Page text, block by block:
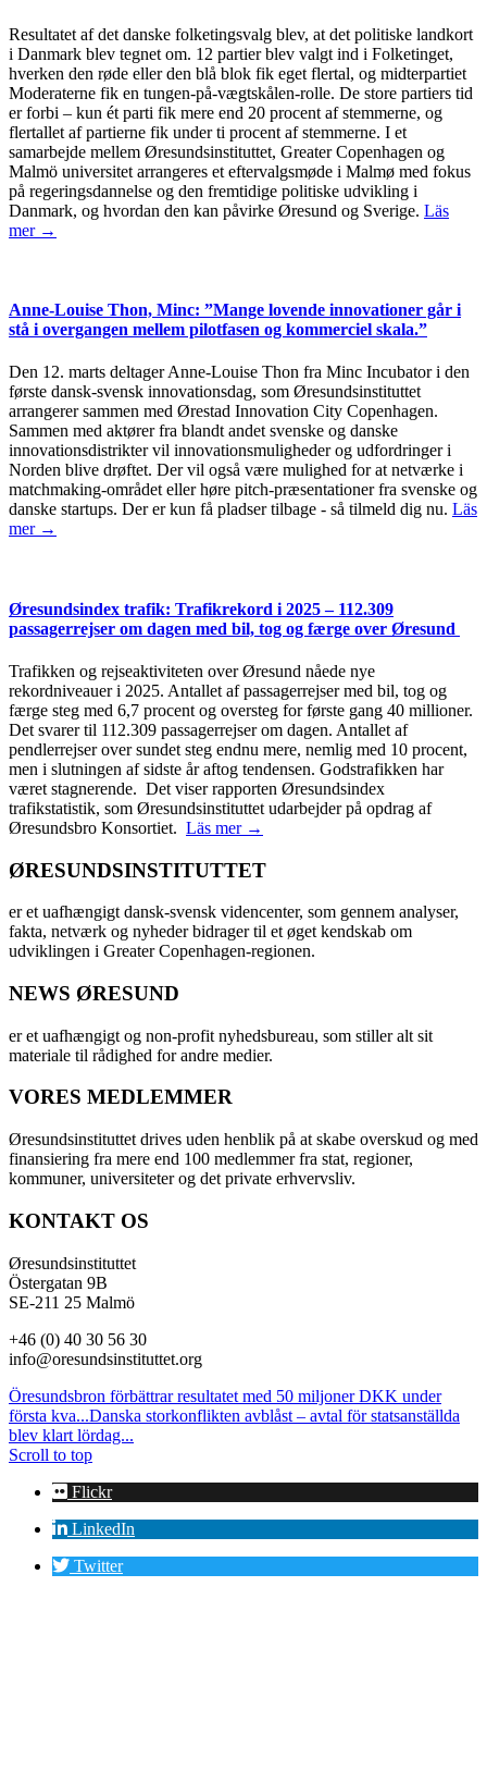
Resultatet af det danske folketingsvalg blev, at det politiske landkort
i Danmark blev tegnet om. 12 partier blev valgt ind i Folketinget,
hverken den røde eller den blå blok fik eget flertal, og midterpartiet
Moderaterne fik en tungen-på-vægtskålen-rolle. De store partiers tid
er forbi – kun ét parti fik mere end 20 procent af stemmerne, og
flertallet af partierne fik under ti procent af stemmerne. I et
samarbejde mellem Øresundsinstituttet, Greater Copenhagen og
Malmö universitet arrangeres et eftervalgsmøde i Malmø med fokus
på regeringsdannelse og den fremtidige politiske udvikling i
Danmark, og hvordan den kan påvirke Øresund og Sverige. Läs
mer →
Anne-Louise Thon, Minc: ”Mange lovende innovationer går i
stå i overgangen mellem pilotfasen og kommerciel skala.”
Den 12. marts deltager Anne-Louise Thon fra Minc Incubator i den
første dansk-svensk innovationsdag, som Øresundsinstituttet
arrangerer sammen med Ørestad Innovation City Copenhagen.
Sammen med aktører fra blandt andet svenske og danske
innovationsdistrikter vil innovationsmuligheder og udfordringer i
Norden blive drøftet. Der vil også være mulighed for at netværke i
matchmaking-området eller høre pitch-præsentationer fra svenske og
danske startups. Der er kun få pladser tilbage - så tilmeld dig nu. Läs
mer →
Øresundsindex trafik: Trafikrekord i 2025 – 112.309
passagerrejser om dagen med bil, tog og færge over Øresund
Trafikken og rejseaktiviteten over Øresund nåede nye
rekordniveauer i 2025. Antallet af passagerrejser med bil, tog og
færge steg med 6,7 procent og oversteg for første gang 40 millioner.
Det svarer til 112.309 passagerrejser om dagen. Antallet af
pendlerrejser over sundet steg endnu mere, nemlig med 10 procent,
men i slutningen af sidste år aftog tendensen. Godstrafikken har
været stagnerende. Det viser rapporten Øresundsindex
trafikstatistik, som Øresundsinstituttet udarbejder på opdrag af
Øresundsbro Konsortiet. Läs mer →
ØRESUNDSINSTITUTTET
er et uafhængigt dansk-svensk videncenter, som gennem analyser,
fakta, netværk og nyheder bidrager til et øget kendskab om
udviklingen i Greater Copenhagen-regionen.
NEWS ØRESUND
er et uafhængigt og non-profit nyhedsbureau, som stiller alt sit
materiale til rådighed for andre medier.
VORES MEDLEMMER
Øresundsinstituttet drives uden henblik på at skabe overskud og med
finansiering fra mere end 100 medlemmer fra stat, regioner,
kommuner, universiteter og det private erhvervsliv.
KONTAKT OS
Øresundsinstituttet
Östergatan 9B
SE-211 25 Malmö
+46 (0) 40 30 56 30
info@oresundsinstituttet.org
Öresundsbron förbättrar resultatet med 50 miljoner DKK under
första kva...Danska storkonflikten avblåst – avtal för statsanställda
blev klart lördag...
Scroll to top
Flickr
LinkedIn
Twitter